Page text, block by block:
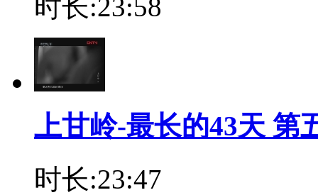
时长:23:58
上甘岭-最长的43天 第
时长:23:47